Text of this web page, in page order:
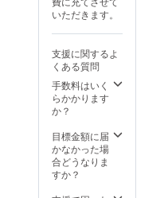
待」 ・
実施概
要：60
分〜90
分×３回
（3ヶ月
間） ・
有効期
以内 ・
受講方
法：オ
ので、
ご住所
などの
をお願
いいた
しま
す。 ま
ウが制
作した
バルー
れば少
し難易
度が高
ルーン
アート
にチャ
レンジ
いただ
ができ
ます。
※バルー
ンアー
いただきます。
支援に関するよ
くある質問
手数料はいく
らかかります
か？
目標金額に届
かなかった場
合どうなりま
すか？